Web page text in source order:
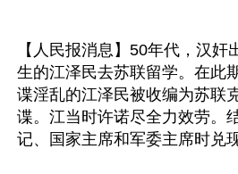
【人民报消息】50年代，汉奸
生的江泽民去苏联留学。在此
谍淫乱的江泽民被收编为苏联
谍。江当时许诺尽全力效劳。
记、国家主席和军委主席时兑